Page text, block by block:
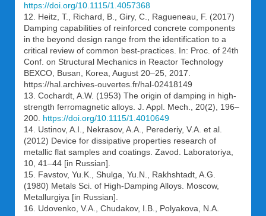
https://doi.org/10.1115/1.4057368
12. Heitz, T., Richard, B., Giry, C., Ragueneau, F. (2017)
Damping capabilities of reinforced concrete components
in the beyond design range from the identification to a
critical review of common best-practices. In: Proc. of 24th
Conf. on Structural Mechanics in Reactor Technology
BEXCO, Busan, Korea, August 20–25, 2017.
https://hal.archives-ouvertes.fr/hal-02418149
13. Cochardt, A.W. (1953) The origin of damping in high-
strength ferromagnetic alloys. J. Appl. Mech., 20(2), 196–
200. https://doi.org/10.1115/1.4010649
14. Ustinov, A.I., Nekrasov, A.A., Perederiy, V.A. et al.
(2012) Device for dissipative properties research of
metallic flat samples and coatings. Zavod. Laboratoriya,
10, 41–44 [in Russian].
15. Favstov, Yu.K., Shulga, Yu.N., Rakhshtadt, A.G.
(1980) Metals Sci. of High-Damping Alloys. Moscow,
Metallurgiya [in Russian].
16. Udovenko, V.A., Chudakov, I.B., Polyakova, N.A.